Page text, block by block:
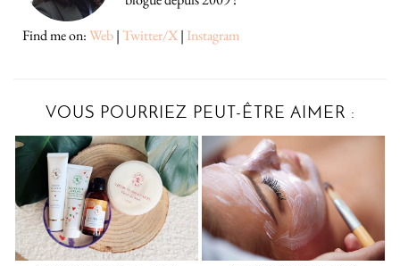
Find me on:Web|Twitter/X| Instagram
VOUS POURRIEZ PEUT-ÊTRE AIMER :